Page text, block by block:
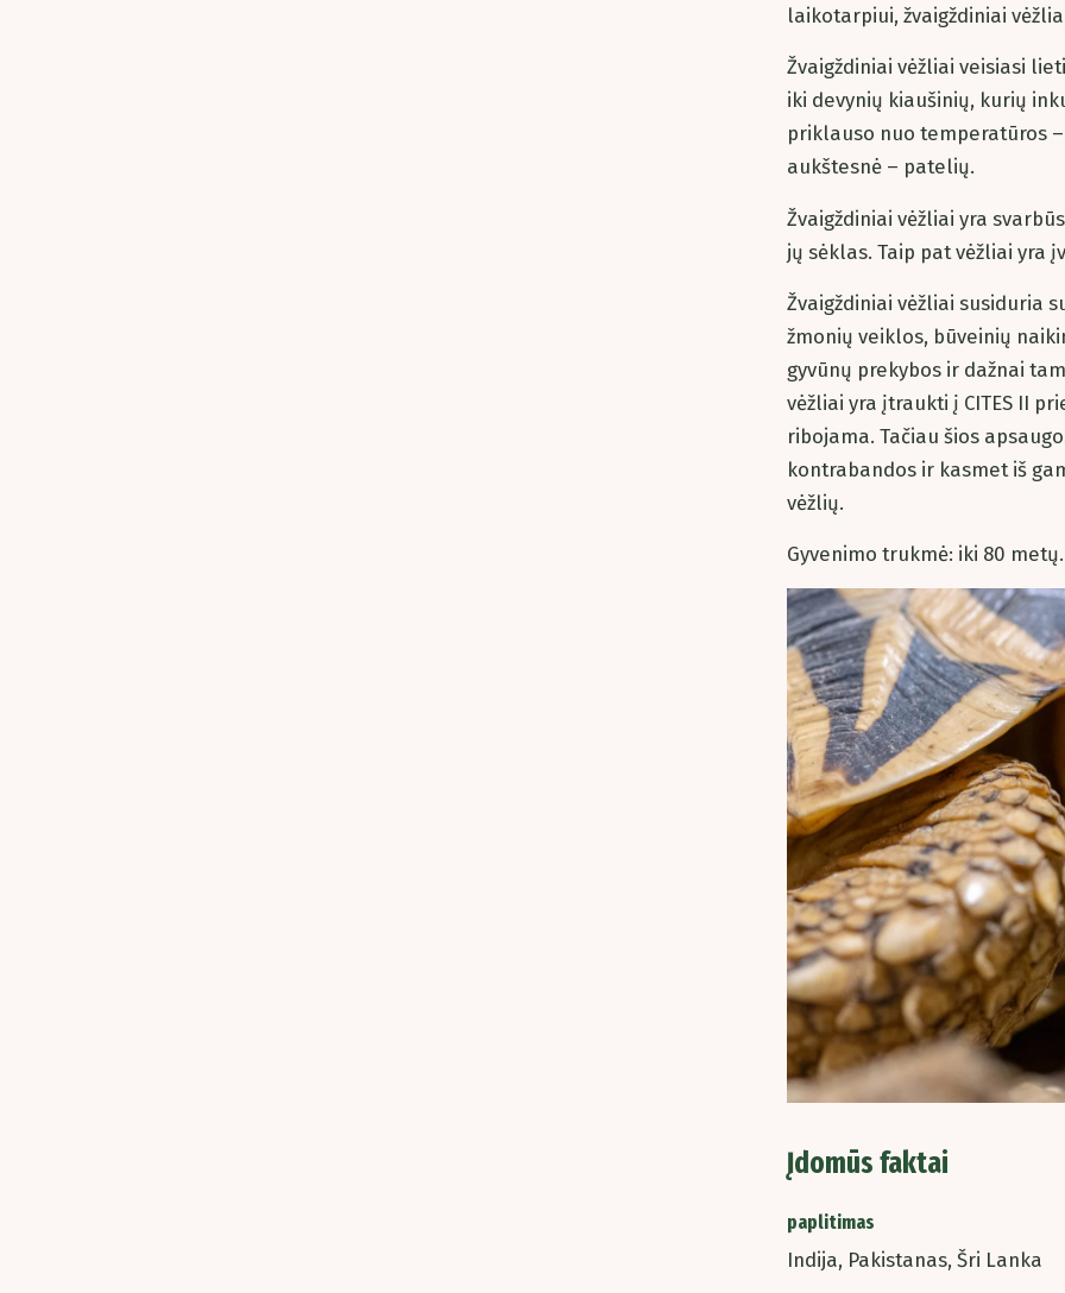
laikotarpiui, žvaigždiniai
Žvaigždiniai vėžliai veisiasi
iki devynių kiaušinių, kurių
priklauso nuo temperatūros
aukštesnė – patelių.
Žvaigždiniai vėžliai yra
jų sėklas. Taip pat vėžliai yra
Žvaigždiniai vėžliai susiduria
žmonių veiklos, būveinių
gyvūnų prekybos ir dažnai
vėžliai yra įtraukti į CITES II
ribojama. Tačiau šios
kontrabandos ir kasmet iš
vėžlių.
Gyvenimo trukmė: iki 80 metų.
Įdomūs faktai
paplitimas
Indija, Pakistanas, Šri Lanka